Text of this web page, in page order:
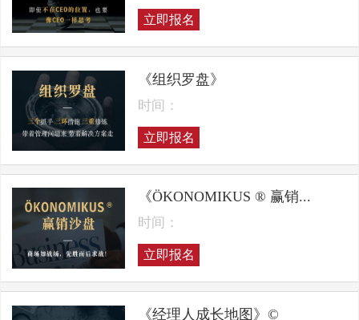
立即报名
《组织罗盘》
时间：
立即报名
《ÖKONOMIKUS ® 赢销...
时间：
立即报名
《经理人成长地图》©